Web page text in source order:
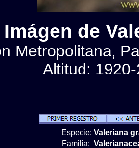
Imágen de
Metropolitana,
Altitud:
Especie: Valeriana
Familia: